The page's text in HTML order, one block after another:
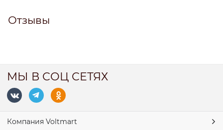
Отзывы
МЫ В СОЦ СЕТЯХ
Компания Voltmart